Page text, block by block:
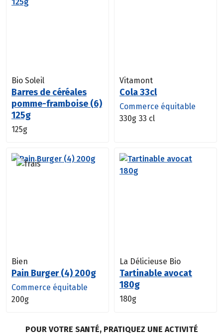
Bio Soleil
Barres de céréales
pomme-framboise (6)
125g
125g
Vitamont
Cola 33cl
Commerce équitable
330g 33 cl
Bien
Pain Burger (4) 200g
Commerce équitable
200g
La Délicieuse Bio
Tartinable avocat
180g
180g
POUR VOTRE SANTÉ, PRATIQUEZ UNE ACTIVITÉ